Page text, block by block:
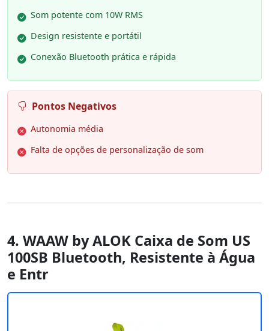
Som potente com 10W RMS
Design resistente e portátil
Conexão Bluetooth prática e rápida
Pontos Negativos
Autonomia média
Falta de opções de personalização de som
4. WAAW by ALOK Caixa de Som US
100SB Bluetooth, Resistente à Água
e Entr